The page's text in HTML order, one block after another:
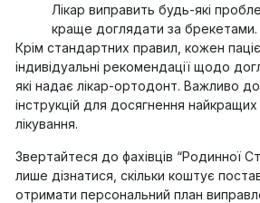
Лікар виправить будь-які
краще доглядати за брекетами.
Крім стандартних правил, кожен
індивідуальні рекомендації щодо
які надає лікар-ортодонт. Важливо
інструкцій для досягнення найкращих
лікування.
Звертайтеся до фахівців “Родинної
лише дізнатися, скільки коштує
отримати персональний план